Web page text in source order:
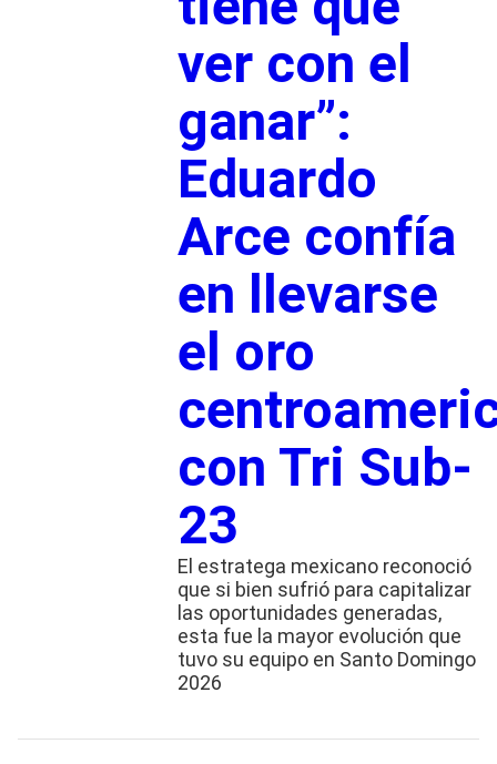
ver con el
ganar”:
Eduardo
Arce confía
en llevarse
el oro
con Tri Sub-
23
El estratega mexicano reconoció
que si bien sufrió para capitalizar
las oportunidades generadas,
esta fue la mayor evolución que
tuvo su equipo en Santo Domingo
2026